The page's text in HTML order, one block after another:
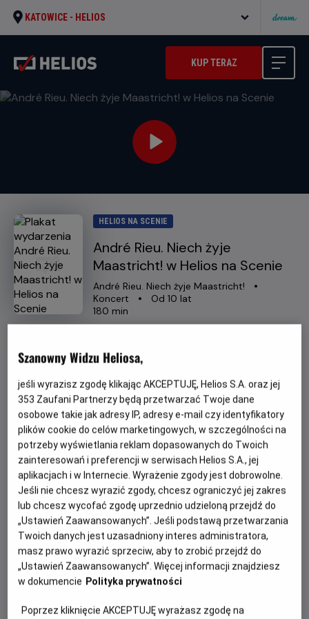
KATOWICE - HELIOS
KUP TERAZ
HELIOS NA SCENIE
André Rieu. Niech żyje
Maastricht! w Helios na Scenie
Oryginalny
tytuł
André Rieu. Niech żyje Maastricht!
Koncert
Minimalny
Od 10 lat
Czas
trwania
180 min
REŻYSERIA
André Rieu
SCENARIUSZ
André Rieu
OBSADA
André Rieu, Maja Jasińska, Johann Strauss Orchestra
WIĘCEJ SZCZEGÓŁÓW
GODZINY SEANSÓW
PIĄTEK, 21 SIERPNIA 2026
PIĄTEK,
21
SIERPNIA
2026
18:00*
2D, napisy
POKAŻ KOLEJNE DNI
* nie obowiązują kupony i zaproszenia
Szanowny Widzu Heliosa,
jeśli wyrazisz zgodę klikając AKCEPTUJĘ, Helios S.A. oraz jej
353 Zaufani Partnerzy będą przetwarzać Twoje dane
osobowe takie jak adresy IP, adresy e-mail czy identyfikatory
plików cookie do celów marketingowych, w szczególności na
potrzeby wyświetlania reklam dopasowanych do Twoich
zainteresowań i preferencji w serwisach Helios S.A., jej
aplikacjach i w Internecie. Wyrażenie zgody jest dobrowolne.
Jeśli nie chcesz wyrazić zgody, chcesz ograniczyć jej zakres
lub chcesz wycofać zgodę uprzednio udzieloną przejdź do
„Ustawień Zaawansowanych”. Jeśli podstawą przetwarzania
Twoich danych jest uzasadniony interes administratora,
masz prawo wyrazić sprzeciw, aby to zrobić przejdź do
„Ustawień Zaawansowanych”. Więcej informacji znajdziesz
w dokumencie Polityka prywatności
Poprzez kliknięcie AKCEPTUJĘ wyrażasz zgodę na